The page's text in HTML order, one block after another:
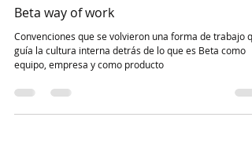
-
28 jul 2022
2 min de lectura
Beta way of work